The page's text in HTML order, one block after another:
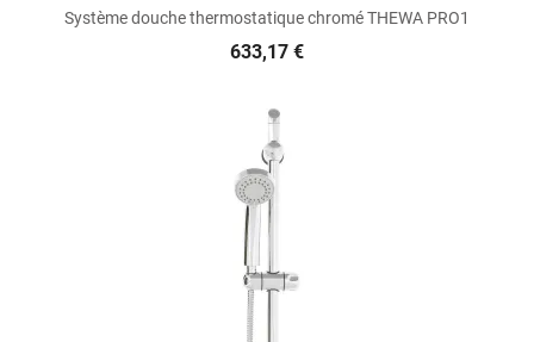
Système douche thermostatique chromé THEWA PRO1
633,17 €